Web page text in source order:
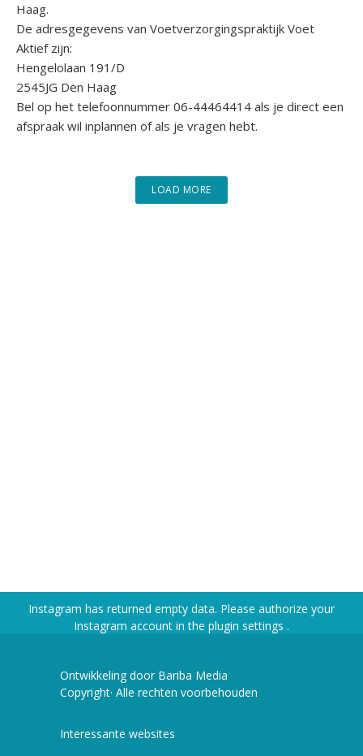
Haag.
De adresgegevens van Voetverzorgingspraktijk Voet
Aktief zijn:
Hengelolaan 191/D
2545JG Den Haag
Bel op het telefoonnummer 06-44464414 als je direct een
afspraak wil inplannen of als je vragen hebt.
LOAD MORE
Instagram has returned empty data. Please authorize your
Instagram account in the plugin settings .
Ontwikkeling door Bariba Media
Copyright· Alle rechten voorbehouden
Interessante websites